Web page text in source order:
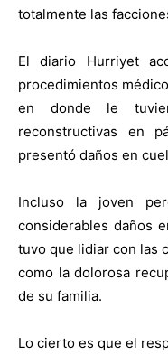
totalmente las
El diario Hurriyet
procedimientos
en donde le
reconstructivas en
presentó daños en
Incluso la joven
considerables daños
tuvo que lidiar con las
como la dolorosa
de su familia.
Lo cierto es que el